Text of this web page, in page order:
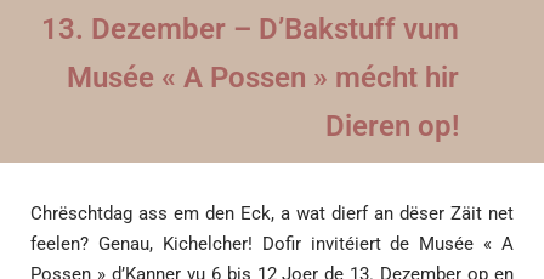
13. Dezember – D’Bakstuff vum
Musée « A Possen » mécht hir
Dieren op!
Chrëschtdag ass em den Eck, a wat dierf an dëser Zäit net
feelen? Genau, Kichelcher! Dofir invitéiert de Musée « A
Possen » d’Kanner vu 6 bis 12 Joer de 13. Dezember op en